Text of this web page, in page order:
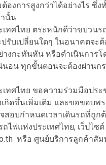
องการสูงกว่าได้อย่างไร ซึ่
านั้น
เทศไทย ตระหนักดีว่าขบวน
รับเปลี่ยนใดๆ ในอนาคตจ
างกะทันหัน หรือดำเนินกา
นอน ทุกขั้นตอนจะต้องผ่านก
เทศไทย ขอความร่วมมือปร
กิดขึ้นเพิ่มเติม และขอขอบ
สอบกำหนดเวลาเดินรถที่ถูก
ไฟแห่งประเทศไทย, เว็ปไซต์
หรือ ศูนย์บริการลูกค้าสั